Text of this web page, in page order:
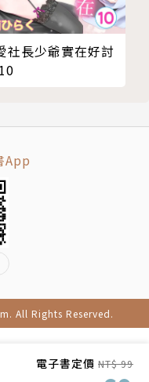
電子書定價 NT$ 99
社長少爺實在好討
App
All Rights Reserved.